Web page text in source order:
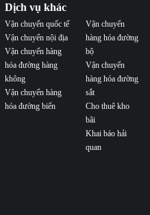
Dịch vụ khác
Vận chuyển quốc tế
Vận chuyển nội địa
Vận chuyển hàng
hóa đường hàng
không
Vận chuyển hàng
hóa đường biển
Vận chuyển
hàng hóa đường
bộ
Vận chuyển
hàng hóa đường
sắt
Cho thuê kho
bãi
Khai báo hải
quan